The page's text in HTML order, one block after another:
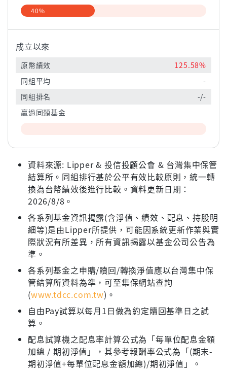
40%
成立以來
原幣績效
125.58%
同組平均
-
同組排名
-/-
贏過同類基金
資料來源: Lipper & 投信投顧公會 & 台灣集中保管
結算所。同組排行基於公平有效比較原則，統一轉
換為台幣績效後進行比較。資料更新日期：
2026/8/8。
各系列基金資訊揭露(含淨值、績效、配息、持股明
細等)是由Lipper所提供，可能因系統更新作業與實
際狀況有所差異，所有資訊揭露以基金公司公告為
準。
各系列基金之申購/贖回/轉換淨值應以台灣集中保
管結算所資料為準，可至集保網站查詢
(www.tdcc.com.tw)。
自由Pay試算以每月1日做為約定贖回基準日之試
算。
配息試算機之配息率計算公式為「每單位配息金額
加總 / 期初淨值」，其參考報酬率公式為「(期末-
期初淨值+每單位配息金額加總)/期初淨值」。